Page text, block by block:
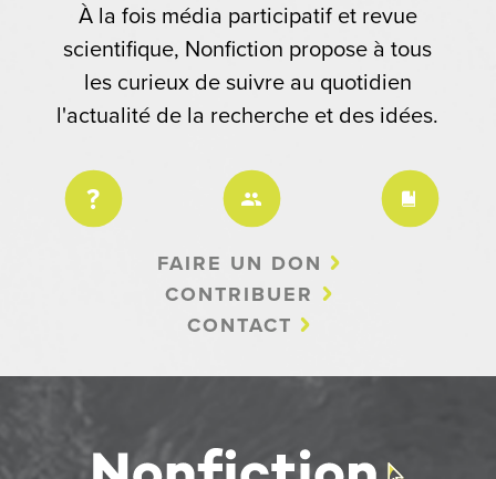
À la fois média participatif et revue
scientifique, Nonfiction propose à tous
les curieux de suivre au quotidien
l'actualité de la recherche et des idées.
FAIRE UN DON
CONTRIBUER
CONTACT